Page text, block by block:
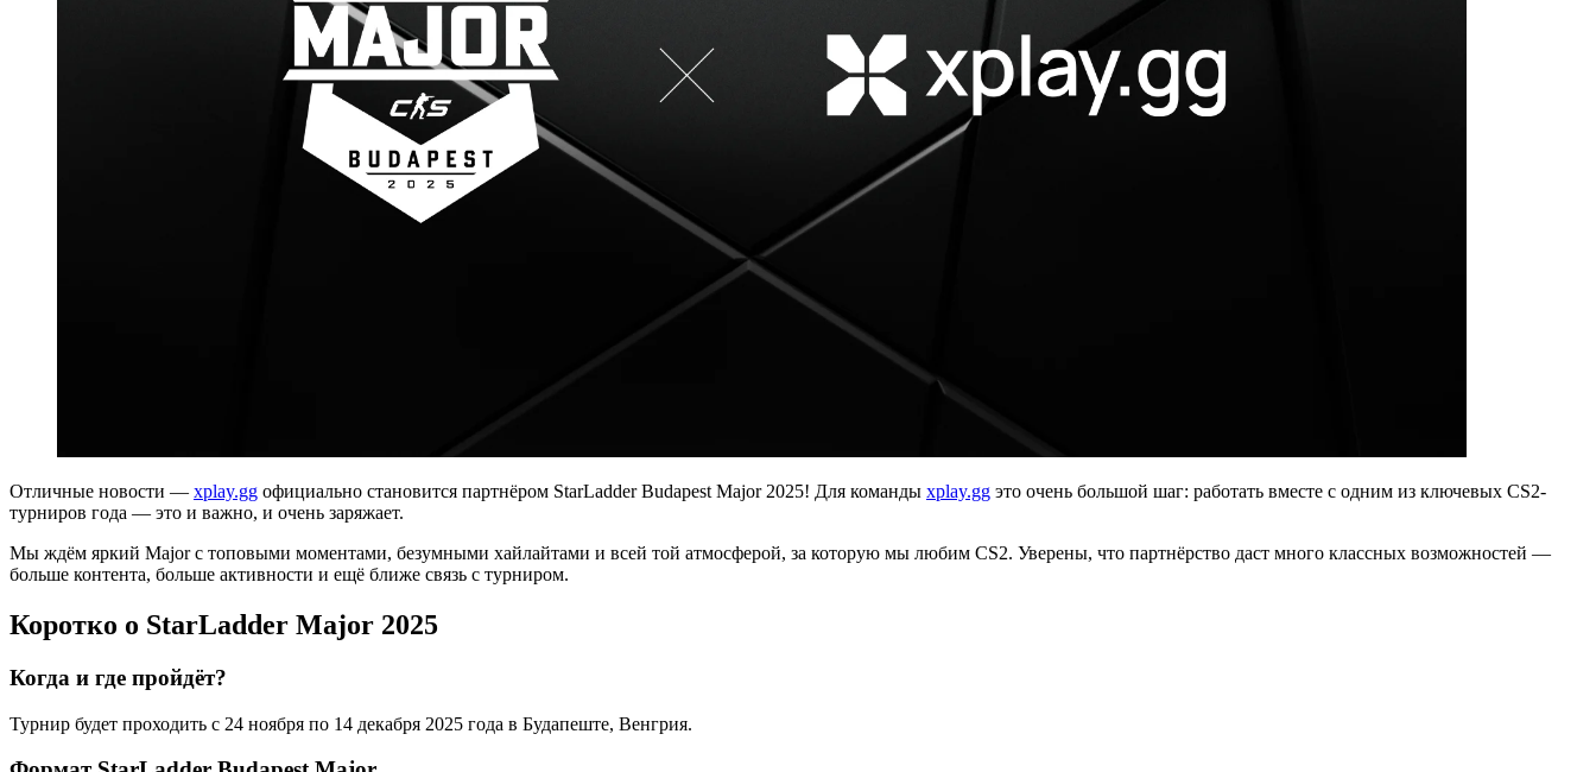
Отличные новости — xplay.gg официально становится партнёром StarLadder Budapest Major 2025! Для команды xplay.gg это очень большой шаг: работать вместе с одним из ключевых CS2-
турниров года — это и важно, и очень заряжает.
Мы ждём яркий Major с топовыми моментами, безумными хайлайтами и всей той атмосферой, за которую мы любим CS2. Уверены, что партнёрство даст много классных возможностей —
больше контента, больше активности и ещё ближе связь с турниром.
Коротко о StarLadder Major 2025
Когда и где пройдёт?
Турнир будет проходить с 24 ноября по 14 декабря 2025 года в Будапеште, Венгрия.